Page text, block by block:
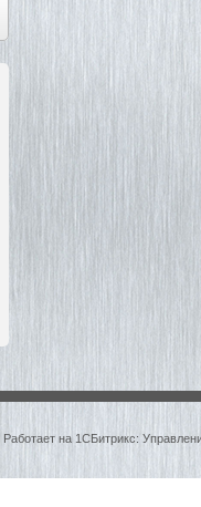
Работает на 1СБитрикс: